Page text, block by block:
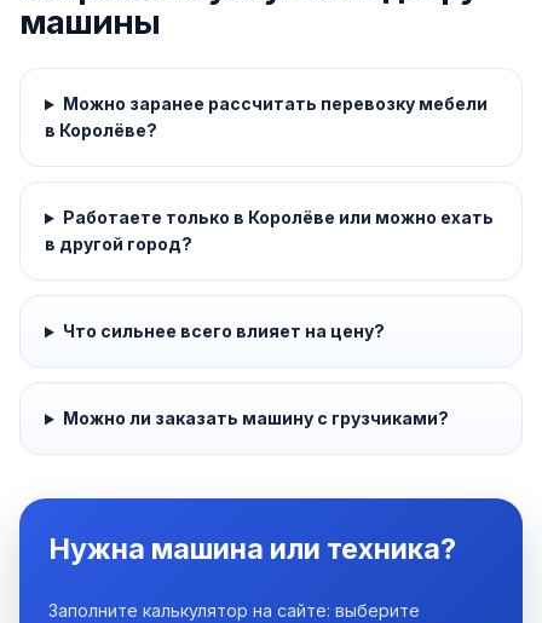
машины
Можно заранее рассчитать перевозку мебели
в Королёве?
Работаете только в Королёве или можно ехать
в другой город?
Что сильнее всего влияет на цену?
Можно ли заказать машину с грузчиками?
Нужна машина или техника?
Заполните калькулятор на сайте: выберите